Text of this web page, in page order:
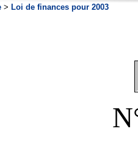
> Loi de finances pour 2003